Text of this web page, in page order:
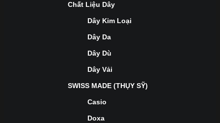
Chất Liệu Dây
Dây Kim Loại
Dây Da
Dây Dù
Dây Vải
SWISS MADE (THỤY SỸ)
Casio
Doxa